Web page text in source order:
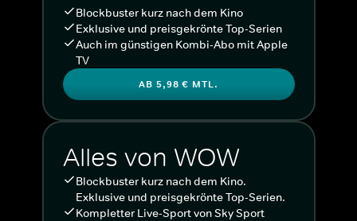
Blockbuster kurz nach dem Kino
Exklusive und preisgekrönte Top-Serien
Auch im günstigen Kombi-Abo mit Apple
TV
AB 5,98 € MTL.
Alles von WOW
Blockbuster kurz nach dem Kino.
Exklusive und preisgekrönte Top-Serien.
Kompletter Live-Sport von Sky Sport